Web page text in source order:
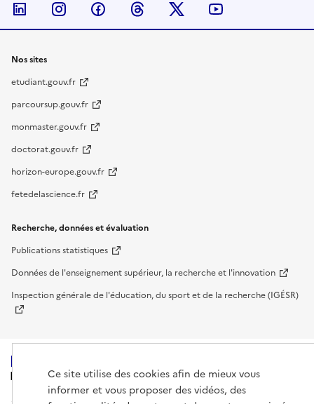
Nous suivre sur LinkedIn
Nous suivre sur Instagram
Nous suivre sur Facebook
Nous suivre sur Threads
Nous suivre sur Twitter
Nos sites
etudiant.gouv.fr
parcoursup.gouv.fr
monmaster.gouv.fr
doctorat.gouv.fr
horizon-europe.gouv.fr
fetedelascience.fr
Recherche, données et évaluation
Publications statistiques
Données de l'enseignement supérieur, la recherche et l'innovation
Inspection générale de l'éducation, du sport et de la recherche (IGÉSR)
MINISTÈRE
DE L'ENSEIGNEMENT
SUPÉRIEUR,
Ce site utilise des cookies afin de mieux vous
informer et vous proposer des vidéos, des